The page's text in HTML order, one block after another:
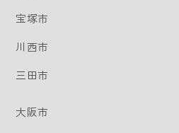
宝塚市
川西市
三田市
大阪市